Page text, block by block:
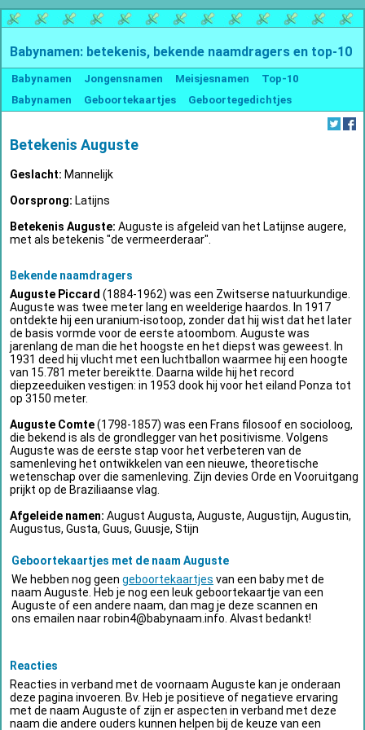
Babynamen: betekenis, bekende naamdragers en top-10
Babynamen Jongensnamen Meisjesnamen
Top-10
Babynamen
Geboortekaartjes Geboortegedichtjes
Betekenis Auguste
Geslacht: Mannelijk
Oorsprong: Latijns
Betekenis Auguste: Auguste is afgeleid van het Latijnse augere,
met als betekenis "de vermeerderaar".
Bekende naamdragers
Auguste Piccard (1884-1962) was een Zwitserse natuurkundige.
Auguste was twee meter lang en weelderige haardos. In 1917
ontdekte hij een uranium-isotoop, zonder dat hij wist dat het later
de basis vormde voor de eerste atoombom. Auguste was
jarenlang de man die het hoogste en het diepst was geweest. In
1931 deed hij vlucht met een luchtballon waarmee hij een hoogte
van 15.781 meter bereiktte. Daarna wilde hij het record
diepzeeduiken vestigen: in 1953 dook hij voor het eiland Ponza tot
op 3150 meter.
Auguste Comte(1798-1857) was een Frans filosoof en socioloog,
die bekend is als de grondlegger van het positivisme. Volgens
Auguste was de eerste stap voor het verbeteren van de
samenleving het ontwikkelen van een nieuwe, theoretische
wetenschap over die samenleving. Zijn devies Orde en Vooruitgang
prijkt op de Braziliaanse vlag.
Afgeleide namen: August Augusta, Auguste, Augustijn, Augustin,
Augustus, Gusta, Guus, Guusje, Stijn
Geboortekaartjes met de naam Auguste
We hebben nog geen geboortekaartjes van een baby met de
naam Auguste. Heb je nog een leuk geboortekaartje van een
Auguste of een andere naam, dan mag je deze scannen en
ons emailen naarrobin4@babynaam.info . Alvast bedankt!
Reacties
Reacties in verband met de voornaam Auguste kan je onderaan
deze pagina invoeren. Bv. Heb je positieve of negatieve ervaring
met de naam Auguste of zijn er aspecten in verband met deze
naam die andere ouders kunnen helpen bij de keuze van een